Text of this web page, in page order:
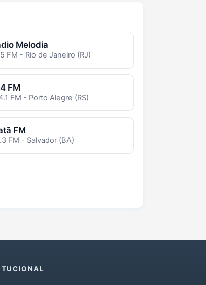
Melodia
FM - Rio de Janeiro (RJ)
FM
FM - Porto Alegre (RS)
FM
FM - Salvador (BA)